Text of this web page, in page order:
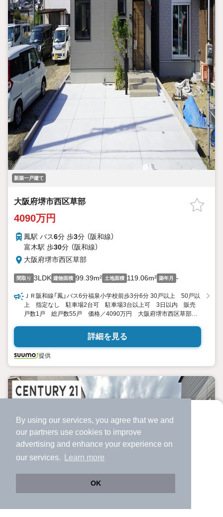
By using our services, you agree that we and
our partners use cookies to improve
advertising and enhance your experience on
our services.
Learn more
OK
より使いやすくなった
アプリで物件探ししませんか？
サクサク動く地図で物件検索
新築一戸建て
大阪府堺市西区草部
4090万円
鳳駅 バス6分 歩3分 （阪和線）
富木駅 歩30分 （阪和線）
大阪府堺市西区草部
間取り 3LDK 建物面積 99.39m² 土地面積 119.06m² 築年月 -
ＪＲ阪和線「鳳」バス6分福泉小学校前歩3分6分 30戸以上 50戸以
上 指定なし 駐車場2台可 駐車場3台以上可 3日以内 販売
戸数1戸 総戸数55戸 価格／4090万円 大阪府堺市西区草部
詳細を見る
提供